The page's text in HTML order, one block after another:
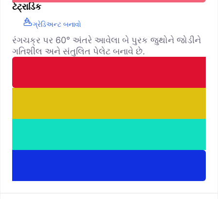
ટેટ્રાડિક
ગ્રેડિઅન્ટ બનાવો
રંગચક્ર પર 60° અંતરે આવેલા બે પુરક જુથોને જોડીને
ગતિશીલ અને સંતુલિત પેલેટ બનાવે છે.